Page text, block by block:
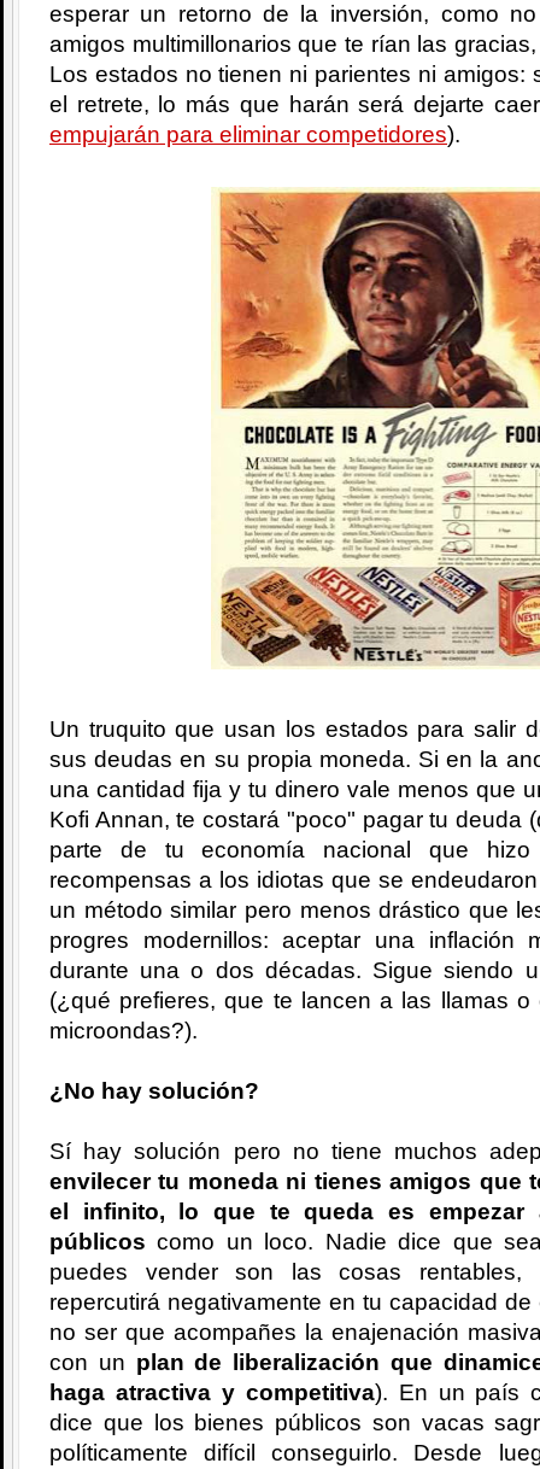
esperar un retorno de la inversión, como
amigos multimillonarios que te rían las
Los estados no tienen ni parientes ni amigos:
el retrete, lo más que harán será dejarte
empujarán para eliminar competidores).
Un truquito que usan los estados para salir
sus deudas en su propia moneda. Si en la
una cantidad fija y tu dinero vale menos que
Kofi Annan, te costará "poco" pagar tu deuda
parte de tu economía nacional que
recompensas a los idiotas que se
un método similar pero menos drástico que
progres modernillos: aceptar una inflación
durante una o dos décadas. Sigue siendo
(¿qué prefieres, que te lancen a las llamas
microondas?).
¿No hay solución?
Sí hay solución pero no tiene muchos
envilecer tu moneda ni tienes amigos que
el infinito, lo que te queda es empezar
públicos como un loco. Nadie dice que
puedes vender son las cosas
repercutirá negativamente en tu capacidad
no ser que acompañes la enajenación
con un plan de liberalización que
haga atractiva y competitiva). En un país
dice que los bienes públicos son vacas
políticamente difícil conseguirlo. Desde